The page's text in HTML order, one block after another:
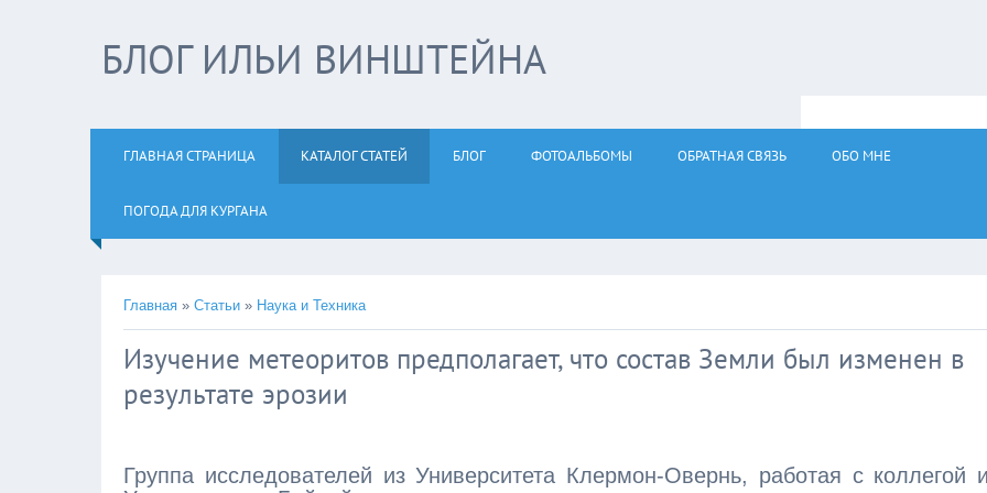
БЛОГ ИЛЬИ ВИНШТЕЙНА
ГЛАВНАЯ СТРАНИЦА КАТАЛОГ СТАТЕЙ БЛОГ ФОТОАЛЬБОМЫ ОБРАТНАЯ СВЯЗЬ ОБО МНЕ
ПОГОДА ДЛЯ КУРГАНА
Главная » Статьи » Наука и Техника
Изучение метеоритов предполагает, что состав Земли был изменен в
результате эрозии
Группа исследователей из Университета Клермон-Овернь, работая с коллегой